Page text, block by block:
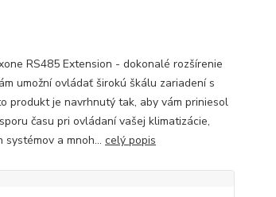
RS485 Extension - dokonalé rozšírenie
umožní ovládať širokú škálu zariadení s
produkt je navrhnutý tak, aby vám priniesol
času pri ovládaní vašej klimatizácie,
a mnoh... celý popis